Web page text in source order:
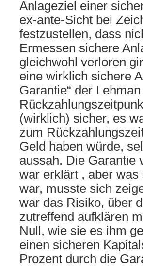
Anlageziel einer
ex-ante-Sicht bei
festzustellen, dass
Ermessen sichere
gleichwohl verloren
eine wirklich sichere
Garantie“ der
(wirklich) sicher, es
zum
Geld haben würde,
aussah. Die Garantie
war erklärt , aber
war, musste sich
war das Risiko, über
zutreffend aufklären
Null, wie sie es ihm
einen sicheren
Prozent durch die